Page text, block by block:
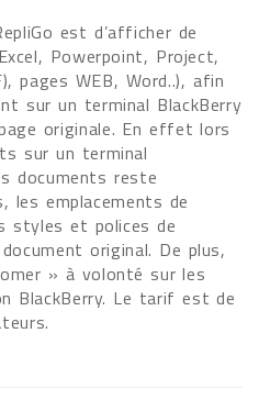
est d’afficher de
Powerpoint, Project,
pages WEB, Word..), afin
sur un terminal BlackBerry
originale. En effet lors
sur un terminal
documents reste
les emplacements de
styles et polices de
original. De plus,
» à volonté sur les
BlackBerry. Le tarif est de